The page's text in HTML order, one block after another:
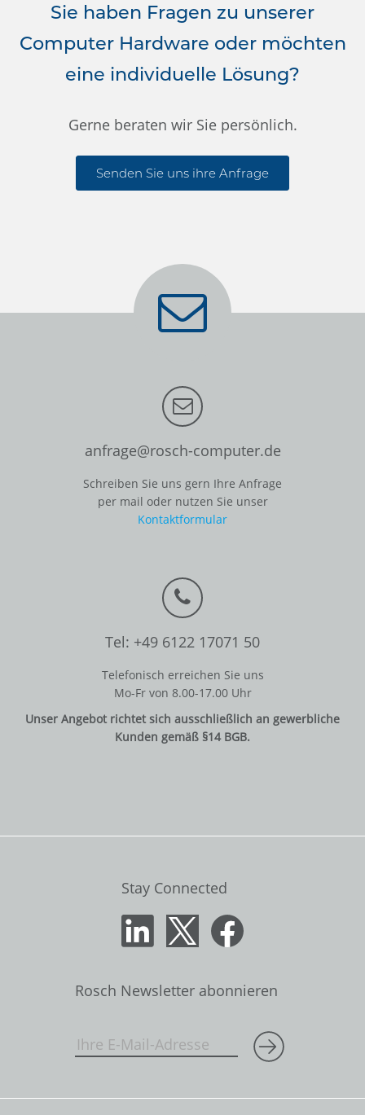
Sie haben Fragen zu unserer
Computer Hardware oder möchten
eine individuelle Lösung?
Gerne beraten wir Sie persönlich.
Senden Sie uns ihre Anfrage
anfrage@rosch-computer.de
Schreiben Sie uns gern Ihre Anfrage
per mail oder nutzen Sie unser
Kontaktformular
Tel: +49 6122 17071 50
Telefonisch erreichen Sie uns
Mo-Fr von 8.00-17.00 Uhr
Unser Angebot richtet sich ausschließlich an gewerbliche
Kunden gemäß §14 BGB.
Stay Connected
Rosch Newsletter abonnieren